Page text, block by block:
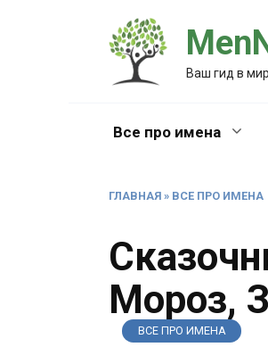
Ваш гид в
Все про имена
ГЛАВНАЯ » ВСЕ ПРО ИМЕНА
Мороз,
ВСЕ ПРО ИМЕНА